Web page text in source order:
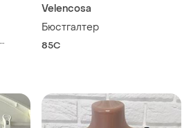
Velencosa
Бюстгалтер
85C